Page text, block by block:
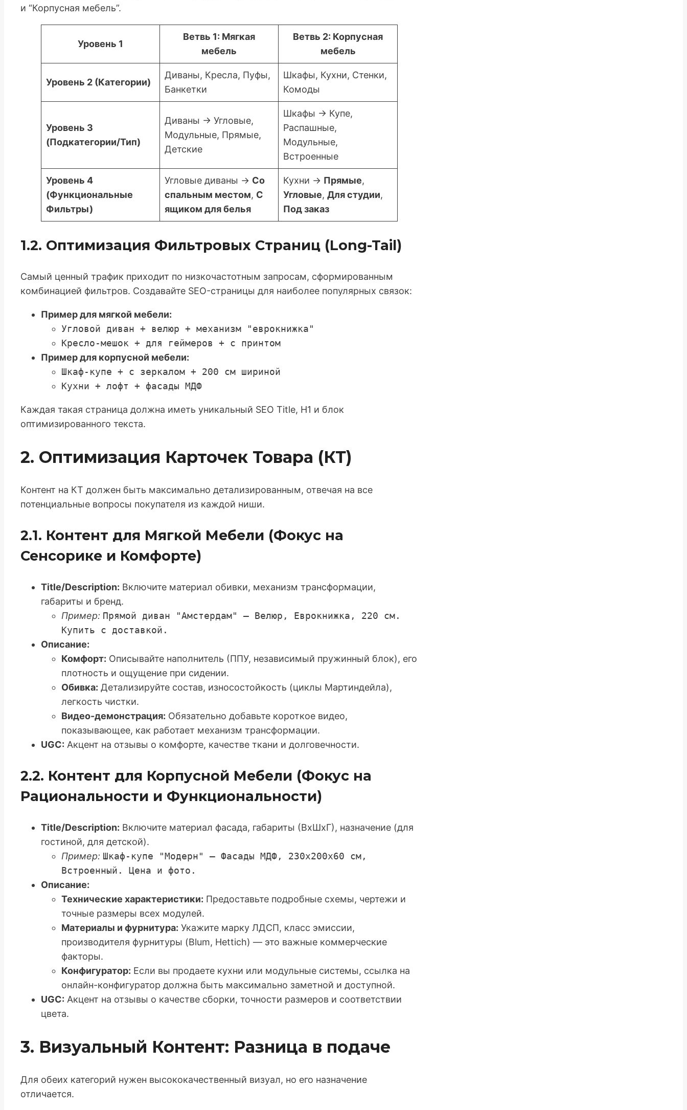
и “Корпусная мебель”.
Уровень 1
Ветвь 1: Мягкая
мебель
Ветвь 2: Корпусная
мебель
Уровень 2 (Категории)
Диваны, Кресла, Пуфы,
Банкетки
Шкафы, Кухни, Стенки,
Комоды
Уровень 3
(Подкатегории/Тип)
Диваны -> Угловые,
Модульные, Прямые,
Детские
Шкафы -> Купе,
Распашные,
Модульные,
Встроенные
Уровень 4
(Функциональные
Фильтры)
Угловые диваны -> Со
спальным местом, С
ящиком для белья
Кухни -> Прямые,
Угловые, Для студии,
Под заказ
1.2. Оптимизация Фильтровых Страниц (Long-Tail)
Самый ценный трафик приходит по низкочастотным запросам, сформированным
комбинацией фильтров. Создавайте SEO-страницы для наиболее популярных связок:
Пример для мягкой мебели:
Угловой диван + велюр + механизм "еврокнижка"
Кресло-мешок + для геймеров + с принтом
Пример для корпусной мебели:
Шкаф-купе + с зеркалом + 200 см шириной
Кухни + лофт + фасады МДФ
Каждая такая страница должна иметь уникальный SEO Title, H1 и блок
оптимизированного текста.
2. Оптимизация Карточек Товара (КТ)
Контент на КТ должен быть максимально детализированным, отвечая на все
потенциальные вопросы покупателя из каждой ниши.
2.1. Контент для Мягкой Мебели (Фокус на
Сенсорике и Комфорте)
Title/Description: Включите материал обивки, механизм трансформации,
габариты и бренд.
Пример: Прямой диван "Амстердам" – Велюр, Еврокнижка, 220 см.
Купить с доставкой.
Описание:
Комфорт: Описывайте наполнитель (ППУ, независимый пружинный блок), его
плотность и ощущение при сидении.
Обивка: Детализируйте состав, износостойкость (циклы Мартиндейла),
легкость чистки.
Видео-демонстрация: Обязательно добавьте короткое видео,
показывающее, как работает механизм трансформации.
UGC: Акцент на отзывы о комфорте, качестве ткани и долговечности.
2.2. Контент для Корпусной Мебели (Фокус на
Рациональности и Функциональности)
Title/Description: Включите материал фасада, габариты (ВхШхГ), назначение (для
гостиной, для детской).
Пример: Шкаф-купе "Модерн" – Фасады МДФ, 230x200x60 см,
Встроенный. Цена и фото.
Описание:
Технические характеристики: Предоставьте подробные схемы, чертежи и
точные размеры всех модулей.
Материалы и фурнитура: Укажите марку ЛДСП, класс эмиссии,
производителя фурнитуры (Blum, Hettich) — это важные коммерческие
факторы.
Конфигуратор: Если вы продаете кухни или модульные системы, ссылка на
онлайн-конфигуратор должна быть максимально заметной и доступной.
UGC: Акцент на отзывы о качестве сборки, точности размеров и соответствии
цвета.
3. Визуальный Контент: Разница в подаче
Для обеих категорий нужен высококачественный визуал, но его назначение
отличается.